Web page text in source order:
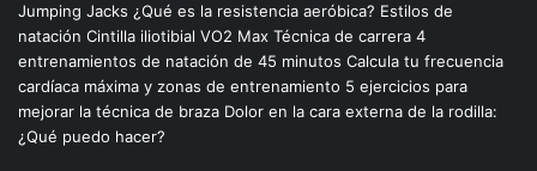
b
o
u
b
a
g
o
k
Jumping Jacks ¿Qué es la resistencia aeróbica? Estilos de
natación Cintilla iliotibial VO2 Max Técnica de carrera 4
entrenamientos de natación de 45 minutos Calcula tu frecuencia
cardíaca máxima y zonas de entrenamiento 5 ejercicios para
mejorar la técnica de braza Dolor en la cara externa de la rodilla:
¿Qué puedo hacer?